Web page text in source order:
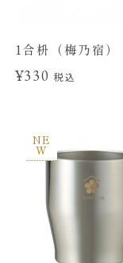
1合枡（梅乃宿）
¥330税込
NE
W